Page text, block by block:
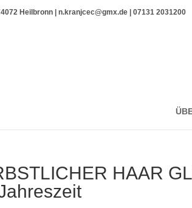
Heilbronn | n.kranjcec@gmx.de | 07131 2031200
HAAR